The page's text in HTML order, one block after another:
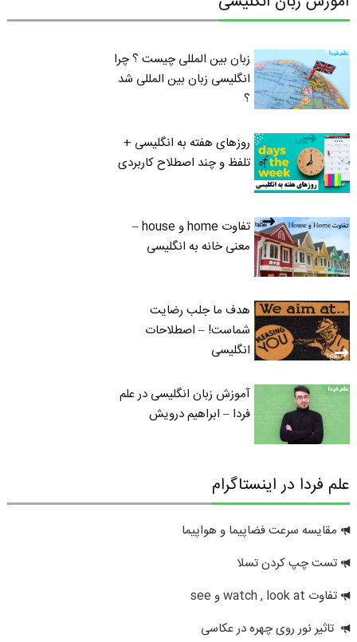
زبان بین المللی چیست ؟ چرا
انگلیسی زبان بین المللی شد
؟
روزهای هفته به انگلیسی +
تلفظ و چند اصطلاح کاربردی
تفاوت home و house –
معنی خانه به انگلیسی
هدف ما جلب رضایت
شماست! – اصطلاحات
انگلیسی
آموزش زبان انگلیسی در علم
فردا – ابراهیم درویش
علم فردا در اینستاگرام
مقایسه سرعت فضاپیما و هواپیما
تست چپ کردن تسلا
تفاوت watch , look at و see
تاثیر نور روی چهره در عکاسی